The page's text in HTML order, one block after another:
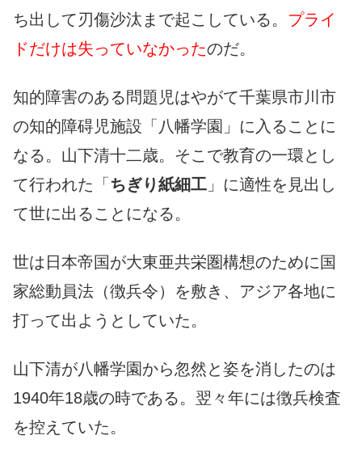
ち出して刃傷沙汰まで起こしている。 プライ
ドだけは失っていなかったのだ。
知的障害のある問題児はやがて千葉県市川市
の知的障碍児施設「八幡学園」に入ることに
なる。山下清十二歳。そこで教育の一環とし
て行われた「 ちぎり紙細工 」に適性を見出し
て世に出ることになる。
世は日本帝国が大東亜共栄圏構想のために国
家総動員法（徴兵令）を敷き、アジア各地に
打って出ようとしていた。
山下清が八幡学園から忽然と姿を消したのは
1940年18歳の時である。翌々年には徴兵検査
を控えていた。